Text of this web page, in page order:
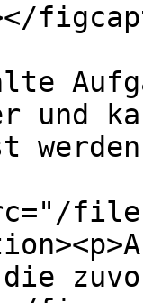
und
files/